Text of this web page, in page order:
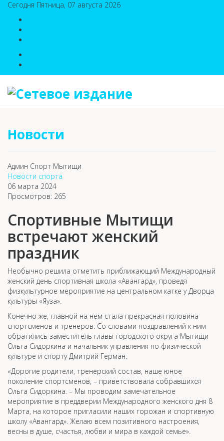
Сегодня Пятница, 07 августа 2026
Новости
Админ Спорт Мытищи
Новости спорта
06 марта 2024
Просмотров: 265
Спортивные Мытищи
встречают женский
праздник
Необычно решила отметить приближающий Международный
женский день спортивная школа «Авангард», проведя
физкультурное мероприятие на центральном катке у Дворца
культуры «Яуза».
Конечно же, главной на нем стала прекрасная половина
спортсменов и тренеров. Со словами поздравлений к ним
обратились заместитель главы городского округа Мытищи
Ольга Сидоркина и начальник управления по физической
культуре и спорту Дмитрий Герман.
«Дорогие родители, тренерский состав, наше юное
поколение спортсменов, – приветствовала собравшихся
Ольга Сидоркина. – Мы проводим замечательное
мероприятие в преддверии Международного женского дня 8
Марта, на которое пригласили наших горожан и спортивную
школу «Авангард». Желаю всем позитивного настроения,
весны в душе, счастья, любви и мира в каждой семье».